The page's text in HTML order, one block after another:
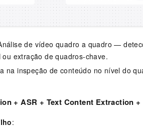
de vídeo quadro a quadro —
extração de quadros-chave.
na inspeção de conteúdo no nível do
+ ASR + Text Content Extraction
: